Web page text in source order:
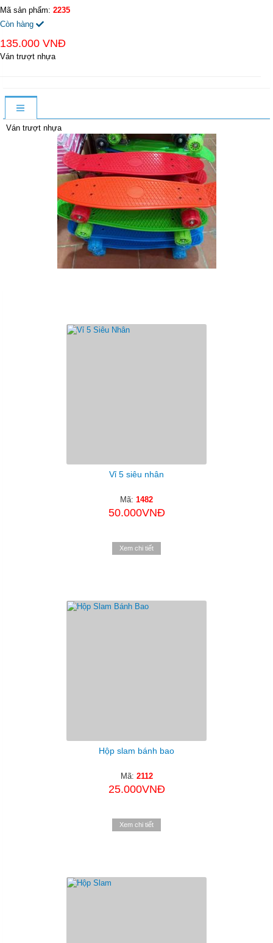
Mã sản phẩm: 2235
Còn hàng
135.000 VNĐ
Ván trượt nhựa
Ván trượt nhựa
Vỉ 5 siêu nhân
Mã: 1482
50.000VNĐ
Xem chi tiết
Hộp slam bánh bao
Mã: 2112
25.000VNĐ
Xem chi tiết